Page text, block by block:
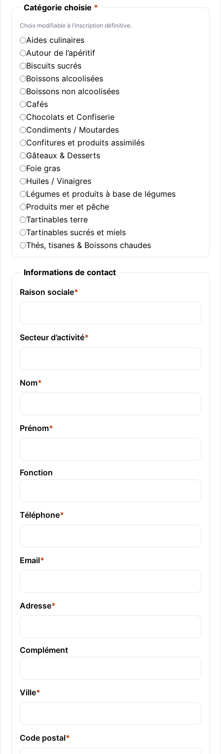
Catégorie choisie *
Choix modifiable à l’inscription définitive.
Aides culinaires
Autour de l’apéritif
Biscuits sucrés
Boissons alcoolisées
Boissons non alcoolisées
Cafés
Chocolats et Confiserie
Condiments / Moutardes
Confitures et produits assimilés
Gâteaux & Desserts
Foie gras
Huiles / Vinaigres
Légumes et produits à base de légumes
Produits mer et pêche
Tartinables terre
Tartinables sucrés et miels
Thés, tisanes & Boissons chaudes
Informations de contact
Raison sociale*
Secteur d’activité*
Nom*
Prénom*
Fonction
Téléphone*
Email*
Adresse*
Complément
Ville*
Code postal*